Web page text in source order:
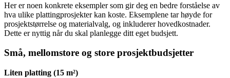
Her er noen konkrete eksempler som gir deg en bedre forståelse av
hva ulike plattingprosjekter kan koste. Eksemplene tar høyde for
prosjektstørrelse og materialvalg, og inkluderer hovedkostnader.
Dette er nyttig når du skal planlegge ditt eget budsjett.
Små, mellomstore og store prosjektbudsjetter
Liten platting (15 m²)